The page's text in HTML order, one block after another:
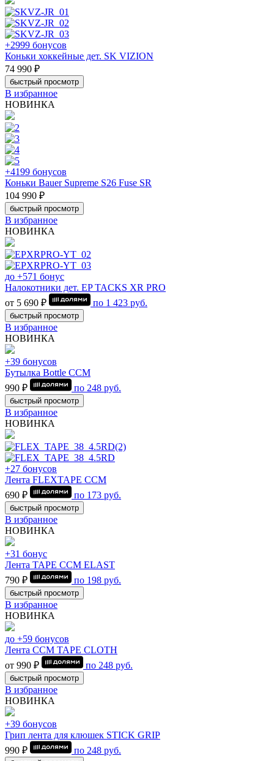
+2999 бонусов
Коньки хоккейные дет. SK VIZION
74 990 ₽
быстрый просмотр
В избранное
НОВИНКА
+4199 бонусов
Коньки Bauer Supreme S26 Fuse SR
104 990 ₽
быстрый просмотр
В избранное
НОВИНКА
до +571 бонус
Налокотники дет. EP TACKS XR PRO
от 5 690 ₽
по 1 423 руб.
быстрый просмотр
В избранное
НОВИНКА
+39 бонусов
Бутылка Bottle CCM
990 ₽
по 248 руб.
быстрый просмотр
В избранное
НОВИНКА
+27 бонусов
Лента FLEXTAPE CCM
690 ₽
по 173 руб.
быстрый просмотр
В избранное
НОВИНКА
+31 бонус
Лента TAPE CCM ELAST
790 ₽
по 198 руб.
быстрый просмотр
В избранное
НОВИНКА
до +59 бонусов
Лента CCM TAPE CLOTH
от 990 ₽
по 248 руб.
быстрый просмотр
В избранное
НОВИНКА
+39 бонусов
Грип лента для клюшек STICK GRIP
990 ₽
по 248 руб.